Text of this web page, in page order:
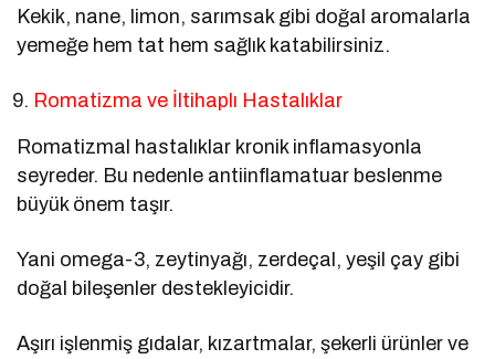
Kekik, nane, limon, sarımsak gibi doğal aromalarla
yemeğe hem tat hem sağlık katabilirsiniz.
Romatizma ve İltihaplı Hastalıklar
Romatizmal hastalıklar kronik inflamasyonla
seyreder. Bu nedenle antiinflamatuar beslenme
büyük önem taşır.
Yani omega-3, zeytinyağı, zerdeçal, yeşil çay gibi
doğal bileşenler destekleyicidir.
Aşırı işlenmiş gıdalar, kızartmalar, şekerli ürünler ve